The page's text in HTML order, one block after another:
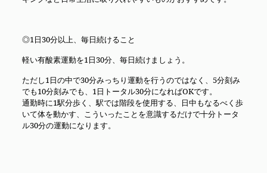
◎1日30分以上、毎日続けること
軽い有酸素運動を1日30分、毎日続けましょう。
ただし1日の中で30分みっちり運動を行うのではなく、5分刻み
でも10分刻みでも、1日トータル30分になればOKです。
通勤時に1駅分歩く、駅では階段を使用する、日中もなるべく歩
いて体を動かす、こういったことを意識するだけで十分トータ
ル30分の運動になります。